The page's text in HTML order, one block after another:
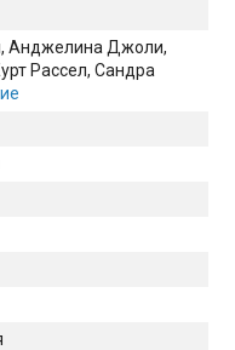
, Анджелина Джоли,
Рассел, Сандра